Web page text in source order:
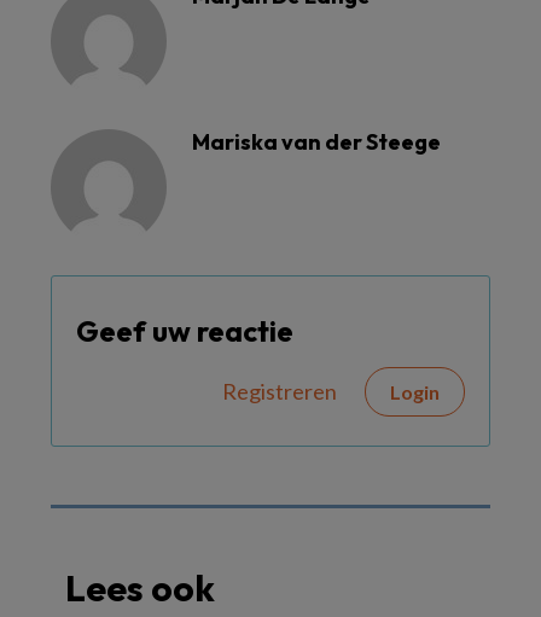
Mariska van der Steege
Geef uw reactie
Registreren Login
Lees ook